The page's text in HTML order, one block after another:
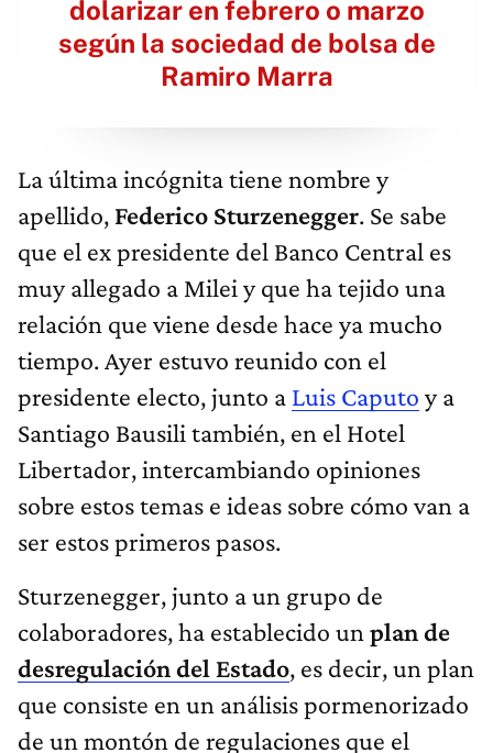
dolarizar en febrero o marzo
según la sociedad de bolsa de
Ramiro Marra
La última incógnita tiene nombre y
apellido, Federico Sturzenegger. Se sabe
que el ex presidente del Banco Central es
muy allegado a Milei y que ha tejido una
relación que viene desde hace ya mucho
tiempo. Ayer estuvo reunido con el
presidente electo, junto a Luis Caputo y a
Santiago Bausili también, en el Hotel
Libertador, intercambiando opiniones
sobre estos temas e ideas sobre cómo van a
ser estos primeros pasos.
Sturzenegger, junto a un grupo de
colaboradores, ha establecido un plan de
desregulación del Estado, es decir, un plan
que consiste en un análisis pormenorizado
de un montón de regulaciones que el